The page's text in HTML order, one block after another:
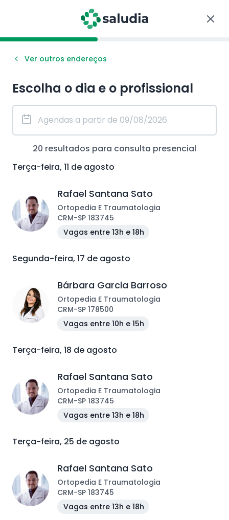
Ver outros endereços
Escolha o dia e o profissional
20 resultados para consulta presencial
Terça-feira, 11 de agosto
Rafael Santana Sato
Ortopedia E Traumatologia
CRM-SP 183745
Vagas entre 13h e 18h
Segunda-feira, 17 de agosto
Bárbara Garcia Barroso
Ortopedia E Traumatologia
CRM-SP 178500
Vagas entre 10h e 15h
Terça-feira, 18 de agosto
Rafael Santana Sato
Ortopedia E Traumatologia
CRM-SP 183745
Vagas entre 13h e 18h
Terça-feira, 25 de agosto
Rafael Santana Sato
Ortopedia E Traumatologia
CRM-SP 183745
Vagas entre 13h e 18h